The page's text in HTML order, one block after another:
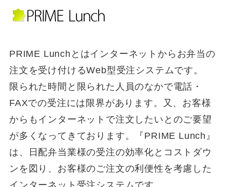
PRIME Lunchとはインターネットからお弁当の
注文を受け付けるWeb型受注システムです。
限られた時間と限られた人員のなかで電話・
FAXでの受注には限界があります。又、お客様
からもインターネットで注文したいとのご要望
が多くなってきております。『PRIME Lunch』
は、日配弁当業様の受注の効率化とコストダウ
ンを図り、お客様のご注文の利便性を考慮した